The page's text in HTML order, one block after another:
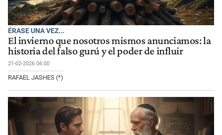
ÉRASE UNA VEZ...
El invierno que nosotros mismos anunciamos: la
historia del falso gurú y el poder de influir
21-02-2026 06:00
RAFAEL JASHES (*)